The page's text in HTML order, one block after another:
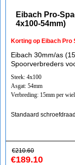
Eibach Pro-
4x100-54mm)
Korting op Eibach
Eibach 30mm/as
Spoorverbreders
Steek: 4x100
Asgat: 54mm
Verbreding: 15mm per
Standaard
€210.60
€189.10